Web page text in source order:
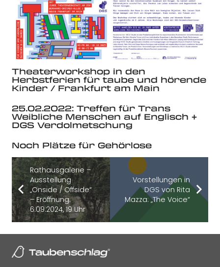
Theaterworkshop in den
Herbstferien für taube und hörende
Kinder / Frankfurt am Main
25.02.2022: Treffen für Trans
Weibliche Menschen auf Englisch +
DGS Verdolmetschung
Noch Plätze für Gehörlose
Rathausgalerie –
Ausstellung
„Onside / Offside“
– Eröffnung:
6.09.2024, 19 Uhr
Vorstellungen in
DGS von Rita
Mazza: „The Voice“